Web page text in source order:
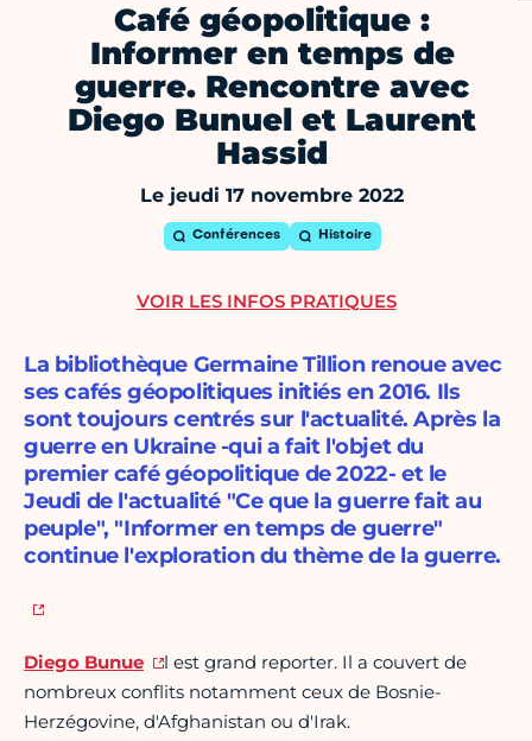
Café géopolitique :
Informer en temps de
guerre. Rencontre avec
Diego Bunuel et Laurent
Hassid
Le jeudi 17 novembre 2022
Conférences Histoire
La bibliothèque Germaine Tillion renoue avec
ses cafés géopolitiques initiés en 2016. Ils
sont toujours centrés sur l'actualité. Après la
guerre en Ukraine -qui a fait l'objet du
premier café géopolitique de 2022- et le
Jeudi de l'actualité "Ce que la guerre fait au
peuple", "Informer en temps de guerre"
continue l'exploration du thème de la guerre.
Diego Bunue
l est grand reporter. Il a couvert de
nombreux conflits notamment ceux de Bosnie-
Herzégovine, d'Afghanistan ou d'Irak.
VOIR LES INFOS PRATIQUES